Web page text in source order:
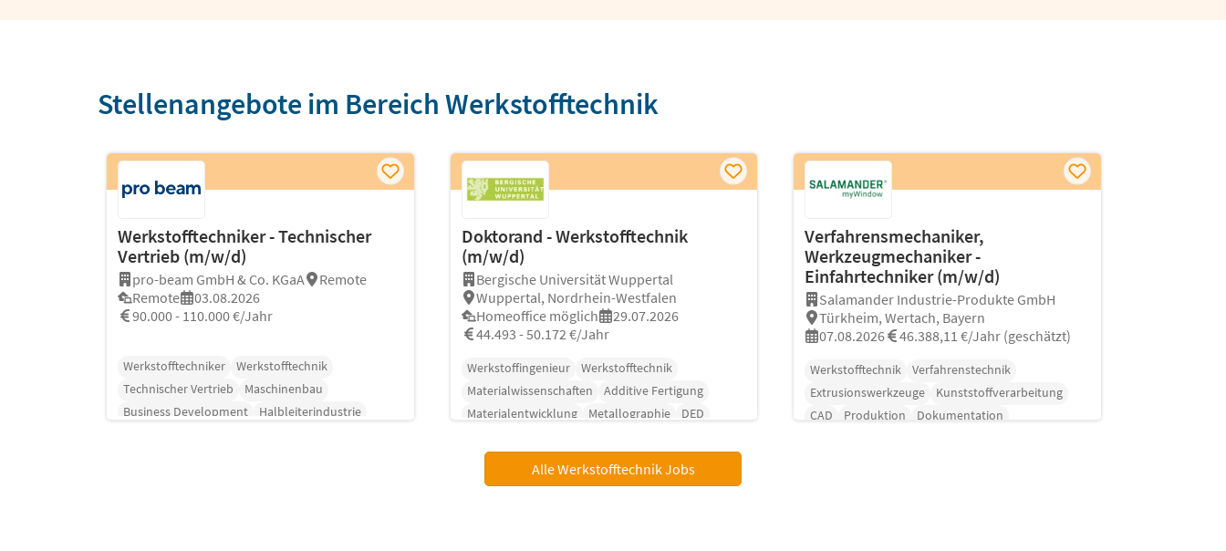
Stellenangebote im Bereich Werkstofftechnik
Werkstofftechniker - Technischer
Vertrieb (m/w/d)
pro-beam GmbH & Co. KGaA
Remote
Remote
03.08.2026
90.000 - 110.000 €/Jahr
Werkstofftechniker
Werkstofftechnik
Technischer Vertrieb
Maschinenbau
Business Development
Halbleiterindustrie
Doktorand - Werkstofftechnik
(m/w/d)
Bergische Universität Wuppertal
Wuppertal, Nordrhein-Westfalen
Homeoffice möglich
29.07.2026
44.493 - 50.172 €/Jahr
Werkstoffingenieur
Werkstofftechnik
Materialwissenschaften
Additive Fertigung
Materialentwicklung
Metallographie DED
Verfahrensmechaniker,
Werkzeugmechaniker -
Einfahrtechniker (m/w/d)
Salamander Industrie-Produkte GmbH
Türkheim, Wertach, Bayern
07.08.2026
46.388,11 €/Jahr (geschätzt)
Werkstofftechnik
Verfahrenstechnik
Extrusionswerkzeuge
Kunststoffverarbeitung
CAD
Produktion Dokumentation
Alle Werkstofftechnik Jobs